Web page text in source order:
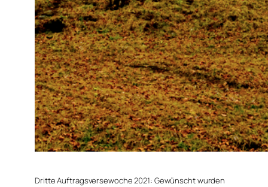
Dritte Auftragsversewoche 2021: Gewünscht wurden